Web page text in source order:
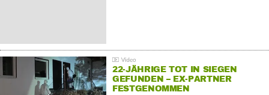
22-JÄHRIGE TOT IN SIEGEN
GEFUNDEN – EX-PARTNER
FESTGENOMMEN